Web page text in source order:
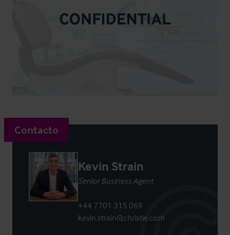
Contacto
Kevin Strain
Senior Business Agent
+44 7701 315 069
kevin.strain@christie.com